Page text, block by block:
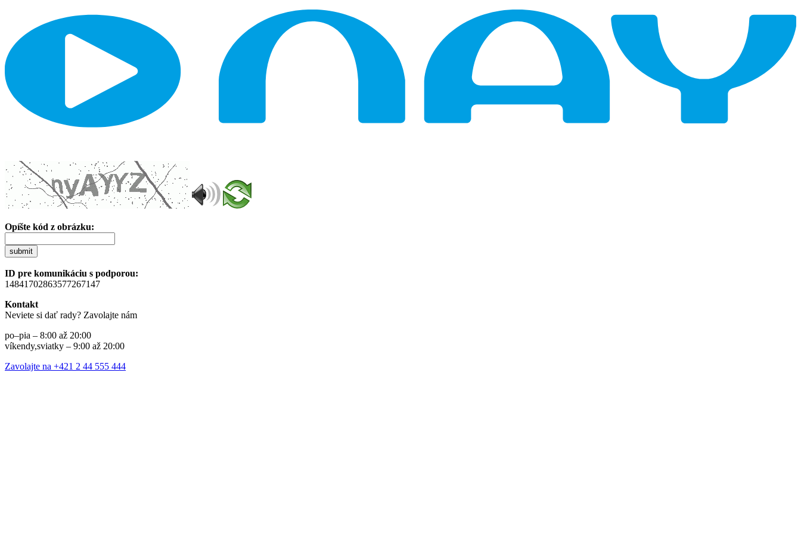
Opíšte kód z obrázku:
submit
ID pre komunikáciu s podporou:
14841702863577267147
Kontakt
Neviete si dať rady? Zavolajte nám
po–pia – 8:00 až 20:00
víkendy,sviatky – 9:00 až 20:00
Zavolajte na +421 2 44 555 444